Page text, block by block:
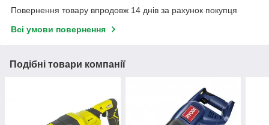
Повернення товару впродовж 14 днів за рахунок покупця
Всі умови повернення
Подібні товари компанії